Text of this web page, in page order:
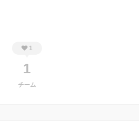
1
1
チーム